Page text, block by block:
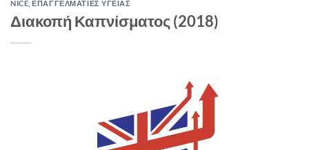
NICE ,ΕΠΑΓΓΕΛΜΑΤΙΕΣ ΥΓΕΙΑΣ
Διακοπή Καπνίσματος (2018)